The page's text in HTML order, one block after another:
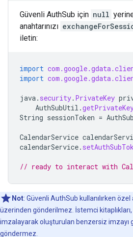
Güvenli AuthSub için null
anahtarınızı
iletin:
import
import
java. security. PrivateKey
AuthSubUtil .
String sessionToken =
CalendarService
calendarService.
// ready to interact with
Not: Güvenli AuthSub kullanılırken özel
üzerinden gönderilmez. İstemci kitaplıkları,
imzalayarak oluşturulan benzersiz imzayı
göndermez.